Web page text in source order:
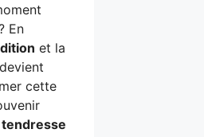
En
et la
cette
tendresse